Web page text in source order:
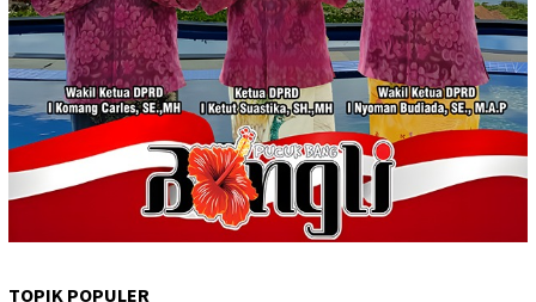
TOPIK POPULER